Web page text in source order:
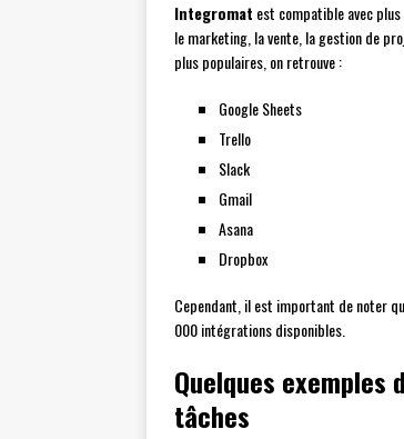
Integromat est compatible avec
le marketing, la vente, la gestion de
plus populaires, on retrouve :
Google Sheets
Trello
Slack
Gmail
Asana
Dropbox
Cependant, il est important de noter
000 intégrations disponibles.
Quelques
tâches